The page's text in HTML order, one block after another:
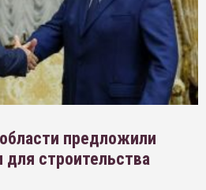
предложили
для строительства